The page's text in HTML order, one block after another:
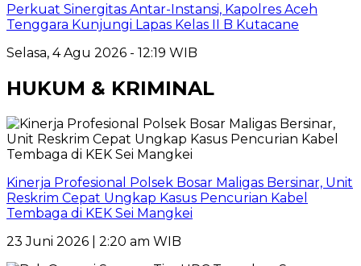
Perkuat Sinergitas Antar-Instansi, Kapolres Aceh
Tenggara Kunjungi Lapas Kelas II B Kutacane
Selasa, 4 Agu 2026 - 12:19 WIB
HUKUM & KRIMINAL
Kinerja Profesional Polsek Bosar Maligas Bersinar, Unit
Reskrim Cepat Ungkap Kasus Pencurian Kabel
Tembaga di KEK Sei Mangkei
23 Juni 2026 | 2:20 am WIB